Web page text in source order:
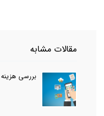
مقالات مشابه
بررسی